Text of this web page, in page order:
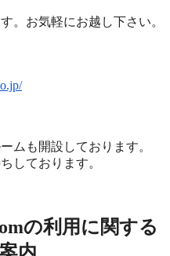
。お気軽にお越し下さい。
ムも開設しております。
しております。
の利用に関する